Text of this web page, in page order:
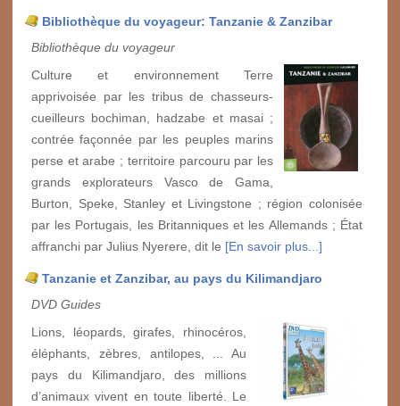
Bibliothèque du voyageur: Tanzanie & Zanzibar
Bibliothèque du voyageur
Culture et environnement Terre
apprivoisée par les tribus de chasseurs-
cueilleurs bochiman, hadzabe et masai ;
contrée façonnée par les peuples marins
perse et arabe ; territoire parcouru par les
grands explorateurs Vasco de Gama,
Burton, Speke, Stanley et Livingstone ; région colonisée
par les Portugais, les Britanniques et les Allemands ; État
affranchi par Julius Nyerere, dit le [En savoir plus...]
Tanzanie et Zanzibar, au pays du Kilimandjaro
DVD Guides
Lions, léopards, girafes, rhinocéros,
éléphants, zèbres, antilopes, ... Au
pays du Kilimandjaro, des millions
d’animaux vivent en toute liberté. Le